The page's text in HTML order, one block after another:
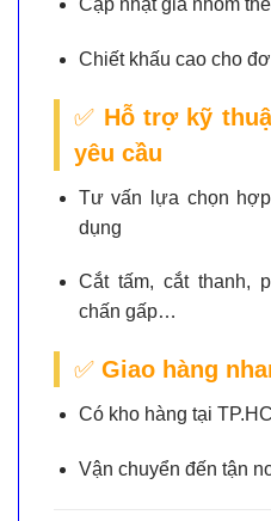
Cập nhật giá nhôm
Chiết khấu cao cho
✅ Hỗ trợ kỹ
yêu cầu
Tư vấn lựa chọn
dụng
Cắt tấm, cắt thanh,
chấn gấp…
✅ Giao hàng
Có kho hàng tại
Vận chuyển đến tận